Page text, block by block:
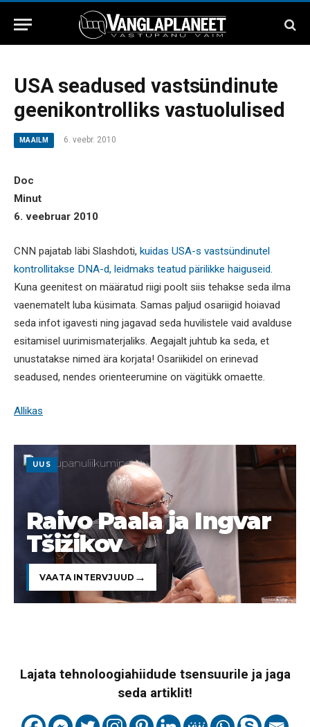
USA seadused vastsündinute
geenikontrolliks vastuolulised
MAAILM 6. veebr. 2010
Doc
Minut
6. veebruar 2010
CNN pajatab läbi Slashdoti, kuidas USA-s vastsündinutel
kontrollitakse DNA-d, leidmaks teatud pärilikke haiguseid.
Kuna geenitest on määratud riigi poolt siis tehakse seda ilma
vaenematelt luba küsimata. Samas paljud osariigid hoiavad
seda infot igavesti ning jagavad seda huvilistele vaid avalduse
esitamisel uurimismaterjaliks. Aegajalt juhtub ka seda, et
unustatakse nimed ära korjata! Osariikidel on erinevad
seadused, nendes orienteerumine on vägitükk omaette.
Allikas
UUS
Raivo Paala ja Ingvar
Tšižikov
VAATA INTERVJUUD
Lajata tehnoloogiahiidude tsensuurile ja jaga
seda artiklit!